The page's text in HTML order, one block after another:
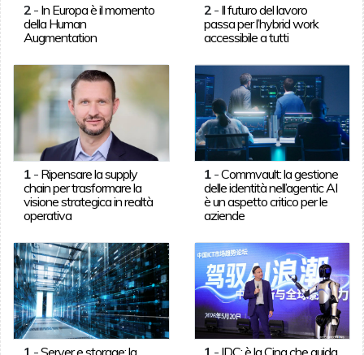
2- In Europa è il momento
della Human
Augmentation
2 - Il futuro del lavoro
passa per l’hybrid work
accessibile a tutti
1- Ripensare la supply
chain per trasformare la
visione strategica in realtà
operativa
1 -Commvault: la gestione
delle identità nell’agentic AI
è un aspetto critico per le
aziende
1-Server e storage: la
1 - IDC: è la Cina che guida